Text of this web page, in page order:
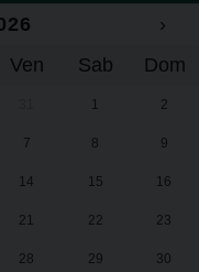
›
Ven Sab Dom
1 2
7 8 9
14 15 16
21 22 23
28 29 30